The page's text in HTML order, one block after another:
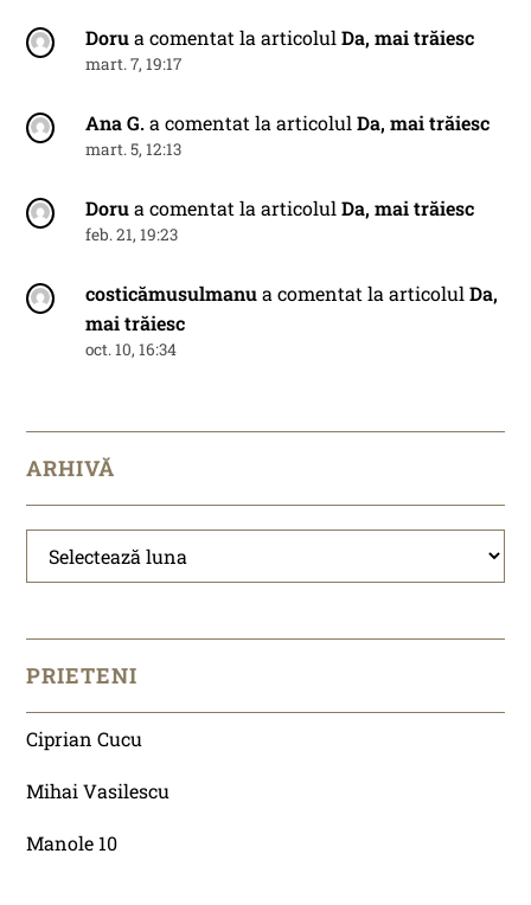
Dorua comentat la articolulDa, mai trăiesc
mart. 7, 19:17
Ana G.a comentat la articolulDa, mai trăiesc
mart. 5, 12:13
Dorua comentat la articolulDa, mai trăiesc
feb. 21, 19:23
costicămusulmanua comentat la articolulDa,
mai trăiesc
oct. 10, 16:34
ARHIVĂ
Arhivă
PRIETENI
Ciprian Cucu
Mihai Vasilescu
Manole 10